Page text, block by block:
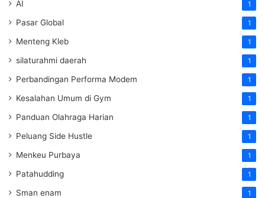
AI 1
Pasar Global 1
Menteng Kleb 1
silaturahmi daerah 1
Perbandingan Performa Modem 1
Kesalahan Umum di Gym 1
Panduan Olahraga Harian 1
Peluang Side Hustle 1
Menkeu Purbaya 1
Patahudding 1
Sman enam 1